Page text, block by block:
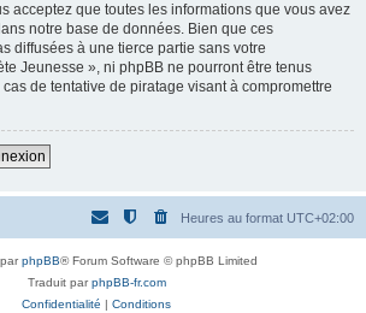
acceptez que toutes les informations que vous avez
notre base de données. Bien que ces
diffusées à une tierce partie sans votre
Jeunesse », ni phpBB ne pourront être tenus
de tentative de piratage visant à compromettre
Heures au format UTC+02:00
phpBB® Forum Software © phpBB Limited
Traduit parphpBB-fr.com
Confidentialité | Conditions